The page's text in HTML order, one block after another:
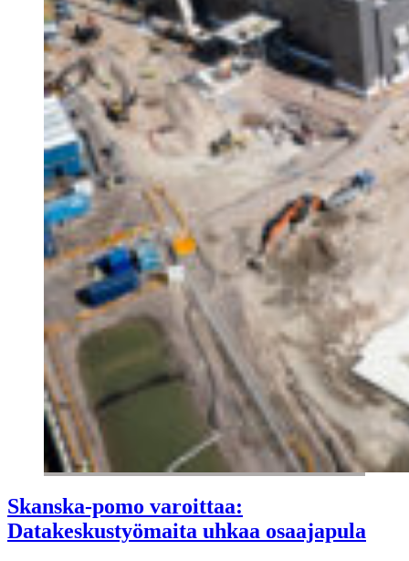
Skanska-pomo varoittaa:
Datakeskustyömaita uhkaa osaajapula